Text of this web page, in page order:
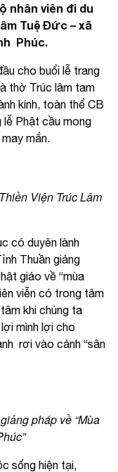
nhân viên đi du
Tuệ Đức – xã
Phúc.
cho buổi lễ trang
thờ Trúc lâm tam
kính, toàn thể CB
lễ Phật cầu mong
mắn.
Viện Trúc Lâm
có duyên lành
Thuần giảng
giáo về “mùa
viễn có trong tâm
khi chúng ta
mình lợi cho
rơi vào cảnh “sân
pháp về “Mùa
sống hiện tại,